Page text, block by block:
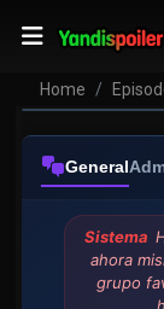
Home
General
Sistema
ahora
grupo